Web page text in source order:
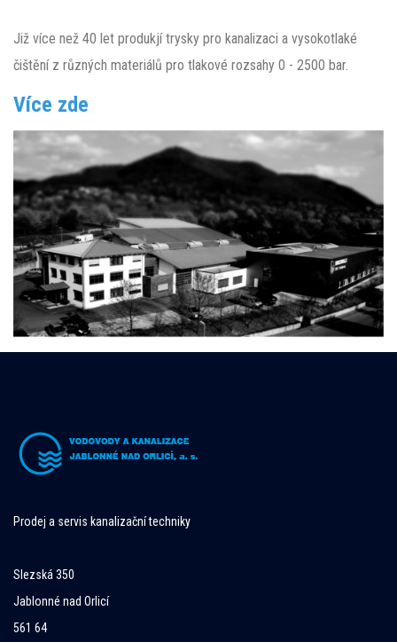
Již více než 40 let produkjí trysky pro kanalizaci a vysokotlaké
čištění z různých materiálů pro tlakové rozsahy 0 - 2500 bar.
Více zde
Prodej a servis kanalizační techniky
Slezská 350
Jablonné nad Orlicí
561 64